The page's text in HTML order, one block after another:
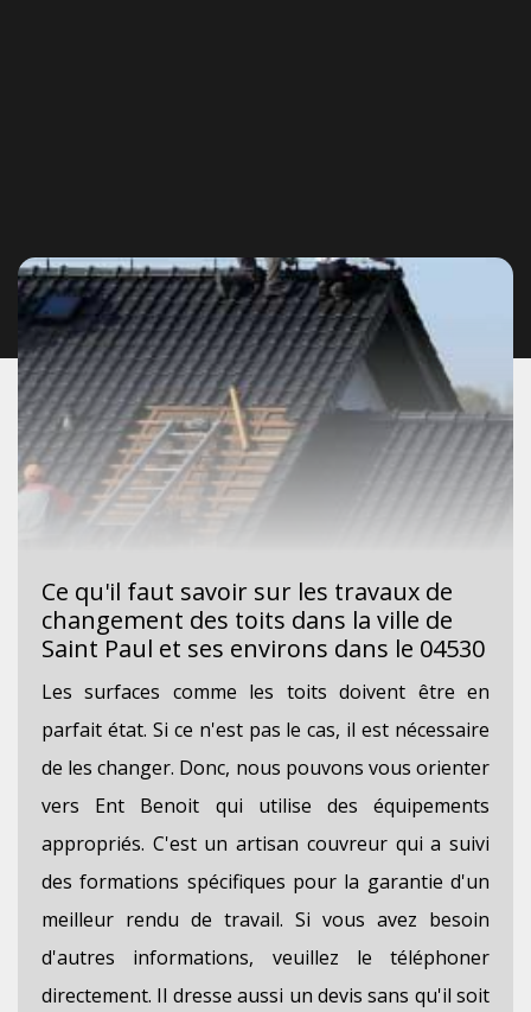
Ce qu'il faut savoir sur les travaux de
changement des toits dans la ville de
Saint Paul et ses environs dans le 04530
Les surfaces comme les toits doivent être en
parfait état. Si ce n'est pas le cas, il est nécessaire
de les changer. Donc, nous pouvons vous orienter
vers Ent Benoit qui utilise des équipements
appropriés. C'est un artisan couvreur qui a suivi
des formations spécifiques pour la garantie d'un
meilleur rendu de travail. Si vous avez besoin
d'autres informations, veuillez le téléphoner
directement. Il dresse aussi un devis sans qu'il soit